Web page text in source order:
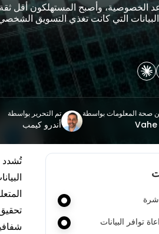
الخصوصية، وأصبح المستهلكون أقل
التي كانت تغذي التسويق
صحة المعلومات بواسطة تم التحرير بواسطة
أندرو كيمب
توافر البيانات
تُشدد